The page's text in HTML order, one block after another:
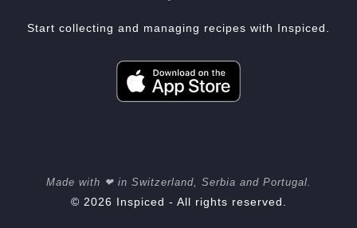
Start collecting and managing recipes with Inspiced.
Made with ❤ in Switzerland, Serbia and Portugal.
© 2026 Inspiced - All rights reserved.